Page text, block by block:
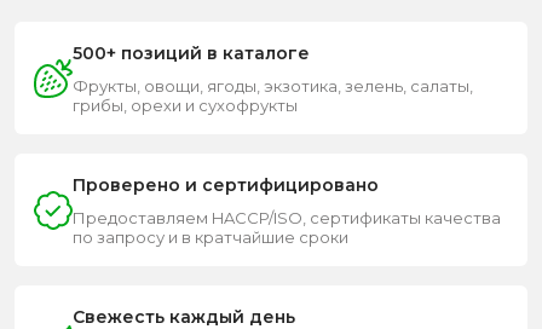
500+ позиций в каталоге
Фрукты, овощи, ягоды, экзотика, зелень, салаты,
грибы, орехи и сухофрукты
Проверено и сертифицировано
Предоставляем HACCP/ISO, сертификаты качества
по запросу и в кратчайшие сроки
Свежесть каждый день